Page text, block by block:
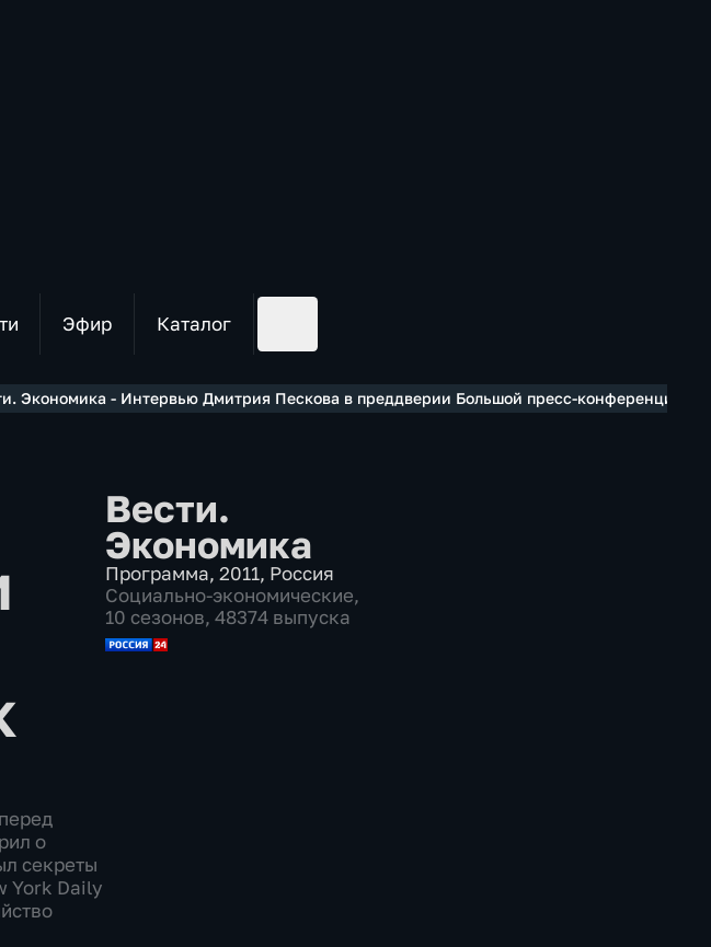
Эфир Каталог
Экономика - Интервью Дмитрия Пескова в преддверии Большой пресс-конференции
о
секреты
York Daily
Вести.
Экономика
Программа, 2011, Россия
Социально-экономические,
10 сезонов, 48374 выпуска